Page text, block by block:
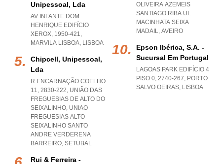
Unipessoal, Lda
AV INFANTE DOM
HENRIQUE EDIFÍCIO
XEROX, 1950-421,
MARVILA LISBOA, LISBOA
Chipcell, Unipessoal,
Lda
R ENCARNAÇÃO COELHO
11, 2830-222, UNIÃO DAS
FREGUESIAS DE ALTO DO
SEIXALINHO, UNIAO
FREGUESIAS ALTO
SEIXALINHO SANTO
ANDRE VERDERENA
BARREIRO, SETUBAL
Rui & Ferreira -
OLIVEIRA AZEMEIS
SANTIAGO RIBA UL
MACINHATA SEIXA
MADAIL, AVEIRO
Epson Ibérica, S.a. -
Sucursal Em Portugal
LAGOAS PARK EDIFÍCIO 4
PISO 0, 2740-267, PORTO
SALVO OEIRAS, LISBOA